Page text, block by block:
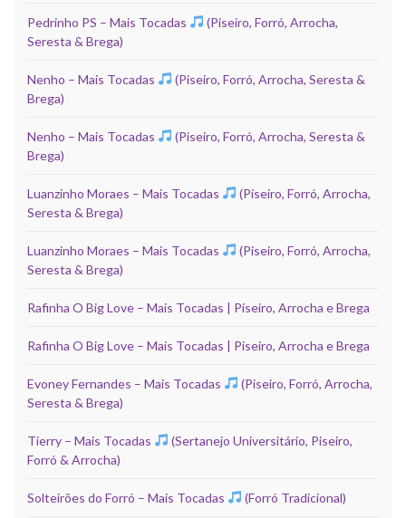
Pedrinho PS – Mais Tocadas
(Piseiro, Forró, Arrocha,
Seresta & Brega)
Nenho – Mais Tocadas
(Piseiro, Forró, Arrocha, Seresta &
Brega)
Nenho – Mais Tocadas
(Piseiro, Forró, Arrocha, Seresta &
Brega)
Luanzinho Moraes – Mais Tocadas
(Piseiro, Forró, Arrocha,
Seresta & Brega)
Luanzinho Moraes – Mais Tocadas
(Piseiro, Forró, Arrocha,
Seresta & Brega)
Rafinha O Big Love – Mais Tocadas | Piseiro, Arrocha e Brega
Rafinha O Big Love – Mais Tocadas | Piseiro, Arrocha e Brega
Evoney Fernandes – Mais Tocadas
(Piseiro, Forró, Arrocha,
Seresta & Brega)
Tierry – Mais Tocadas
(Sertanejo Universitário, Piseiro,
Forró & Arrocha)
Solteirões do Forró – Mais Tocadas (Forró Tradicional)